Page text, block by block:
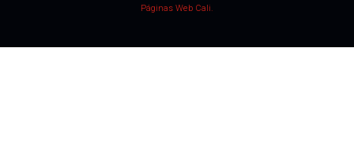
Páginas Web Cali.